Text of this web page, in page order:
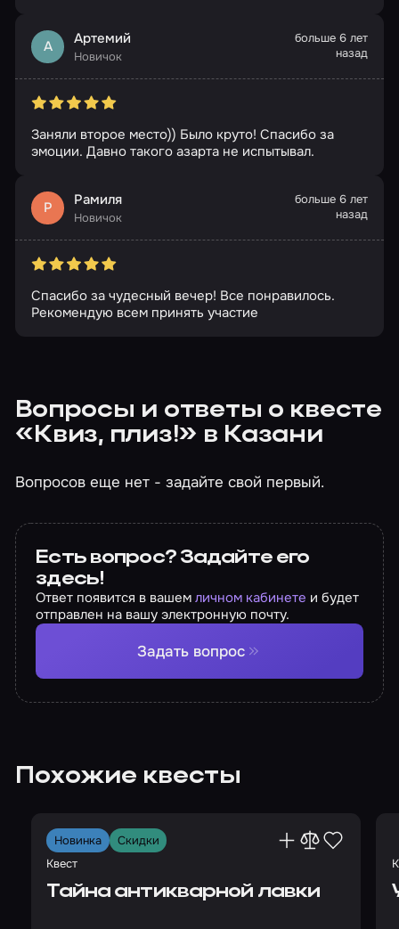
А Артемий
Новичок
больше 6 лет
назад
Заняли второе место)) Было круто! Спасибо за
эмоции. Давно такого азарта не испытывал.
Р Рамиля
Новичок
больше 6 лет
назад
Спасибо за чудесный вечер! Все понравилось.
Рекомендую всем принять участие
Вопросы и ответы о квесте
«Квиз, плиз!» в Казани
Вопросов еще нет - задайте свой первый.
Есть вопрос? Задайте его
здесь!
Ответ появится в вашемличном кабинете и будет
отправлен на вашу электронную почту.
Задать вопрос
Похожие квесты
Новинка
Скидки
Квест
Тайна антикварной лавки